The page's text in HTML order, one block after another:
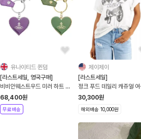
유나이티드 퀸덤
[라스트세일, 영국구매]
비비안웨스트우드 미러 하트 키
링 리 비건 레더 2컬러
68,400원
무료배송
제이제이
[라스트세일]
정크 푸드 데일리 캐쥬얼 여성 코
30,300원
해외배송 10,000원